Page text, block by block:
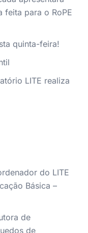
feita para o RoPE
quinta-feira!
LITE realiza
do LITE
Básica –
de
de